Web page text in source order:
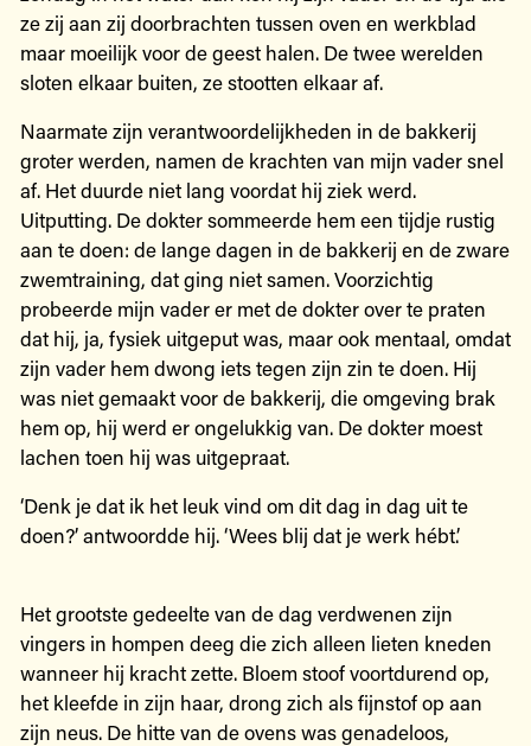
ze zij aan zij doorbrachten tussen oven en werkblad
maar moeilijk voor de geest halen. De twee werelden
sloten elkaar buiten, ze stootten elkaar af.
Naarmate zijn verantwoordelijkheden in de bakkerij
groter werden, namen de krachten van mijn vader snel
af. Het duurde niet lang voordat hij ziek werd.
Uitputting. De dokter sommeerde hem een tijdje rustig
aan te doen: de lange dagen in de bakkerij en de zware
zwemtraining, dat ging niet samen. Voorzichtig
probeerde mijn vader er met de dokter over te praten
dat hij, ja, fysiek uitgeput was, maar ook mentaal, omdat
zijn vader hem dwong iets tegen zijn zin te doen. Hij
was niet gemaakt voor de bakkerij, die omgeving brak
hem op, hij werd er ongelukkig van. De dokter moest
lachen toen hij was uitgepraat.
‘Denk je dat ik het leuk vind om dit dag in dag uit te
doen?’ antwoordde hij. ‘Wees blij dat je werk hébt.’
Het grootste gedeelte van de dag verdwenen zijn
vingers in hompen deeg die zich alleen lieten kneden
wanneer hij kracht zette. Bloem stoof voortdurend op,
het kleefde in zijn haar, drong zich als fijnstof op aan
zijn neus. De hitte van de ovens was genadeloos,